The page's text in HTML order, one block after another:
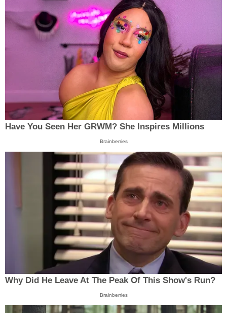
Have You Seen Her GRWM? She Inspires Millions
Brainberries
Why Did He Leave At The Peak Of This Show's Run?
Brainberries